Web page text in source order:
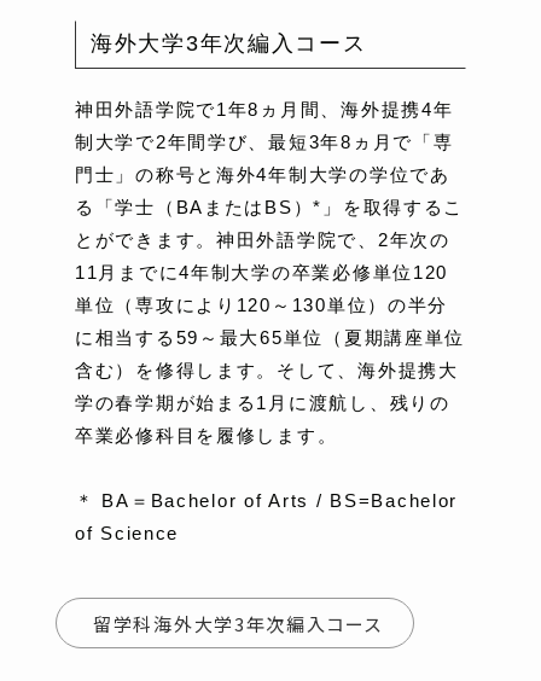
海外大学3年次編入コース
神田外語学院で1年8ヵ月間、海外提携4年
制大学で2年間学び、最短3年8ヵ月で「専
門士」の称号と海外4年制大学の学位であ
る「学士（BAまたはBS）*」を取得するこ
とができます。神田外語学院で、2年次の
11月までに4年制大学の卒業必修単位120
単位（専攻により120～130単位）の半分
に相当する59～最大65単位（夏期講座単位
含む）を修得します。そして、海外提携大
学の春学期が始まる1月に渡航し、残りの
卒業必修科目を履修します。
＊ BA＝Bachelor of Arts / BS=Bachelor
of Science
留学科海外大学3年次編入コース